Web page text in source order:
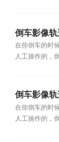
倒车影像
在你倒车的时
人工操作的，
倒车影像
在你倒车的时
人工操作的，